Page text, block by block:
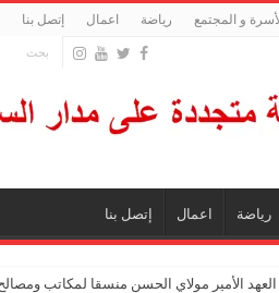
و المجتمع رياضة اعمال إتصل بنا
رياضة اعمال إتصل بنا
الأمير مولاي الحسن منسقا لمكاتب ومصالح